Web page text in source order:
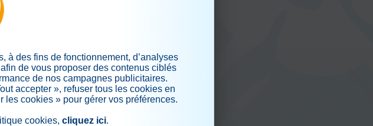
dans une ambiance conviviale.
aux actualités
sur les réseaux sociaux
à des fins de fonctionnement, d’analyses
de vous proposer des contenus ciblés
de nos campagnes publicitaires.
accepter », refuser tous les cookies en
les cookies » pour gérer vos préférences.
cookies,cliquez ici.